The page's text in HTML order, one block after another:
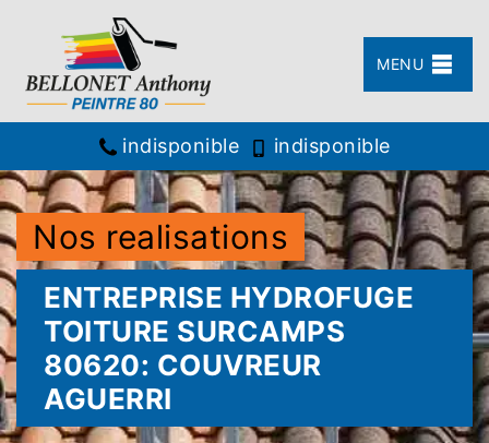
MENU
indisponible indisponible
Nos realisations
ENTREPRISE HYDROFUGE
TOITURE SURCAMPS
80620: COUVREUR
AGUERRI